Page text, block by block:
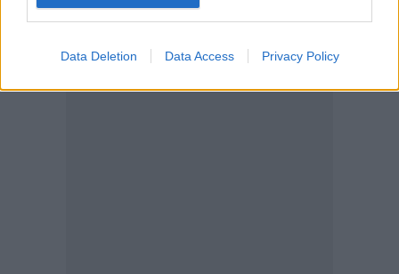
Data Deletion Data Access Privacy Policy